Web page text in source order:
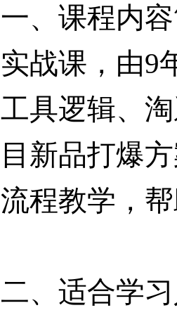
一、课程内
实战课，由9
工具逻辑、
目新品打爆
流程教学，
二、适合学